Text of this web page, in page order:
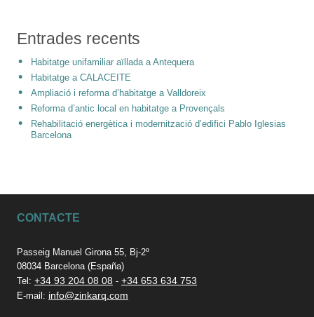
Entrades recents
Habitatge unifamiliar aïllada a Antequera
Habitatge a CALACEITE
Ampliació i reforma d’habitatge a Valldoreix
Reforma d’antic local en habitatge a Provençals
Rehabilitació energètica i modernització d’edifici Pablo Iglesias
Barcelona
CONTACTE
Passeig Manuel Girona 55, Bj-2º
08034 Barcelona (España)
Tel: +34 93 204 08 08 - +34 653 634 753
E-mail: info@zinkarq.com